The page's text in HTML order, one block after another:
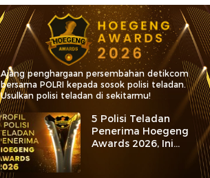
Ajang penghargaan persembahan detikcom
bersama POLRI kepada sosok polisi teladan.
Usulkan polisi teladan di sekitarmu!
5 Polisi Teladan
Penerima Hoegeng
Awards 2026, Ini
Kategori dan Kiprahnya